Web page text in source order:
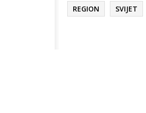
REGION SVIJET